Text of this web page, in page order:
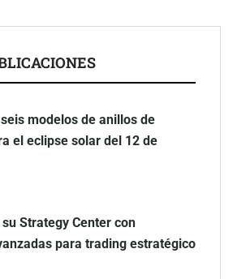
modelos de anillos de
el eclipse solar del 12 de
Strategy Center con
para trading estratégico